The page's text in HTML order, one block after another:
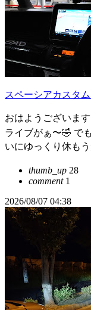
スペーシアカスタ
おはようございま
ライブがぁ〜🤣 で
いにゆっくり休も
thumb_up 28
comment1
2026/08/07 04:38